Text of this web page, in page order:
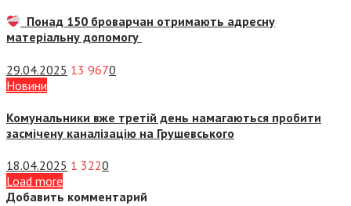
Понад 150 броварчан отримають адресну
матеріальну допомогу
29.04.2025 13 9670
Новини
Комунальники вже третій день намагаються пробити
засмічену каналізацію на Грушевського
18.04.2025 1 3220
Load more
Добавить комментарий